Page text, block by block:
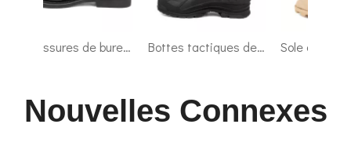
Bottes tactiques de combat militaire super léger personnalisé 4291 Sole de la mode en caoutchouc Bottes de désert en cuir de vache 7253
Nouvelles Connexes